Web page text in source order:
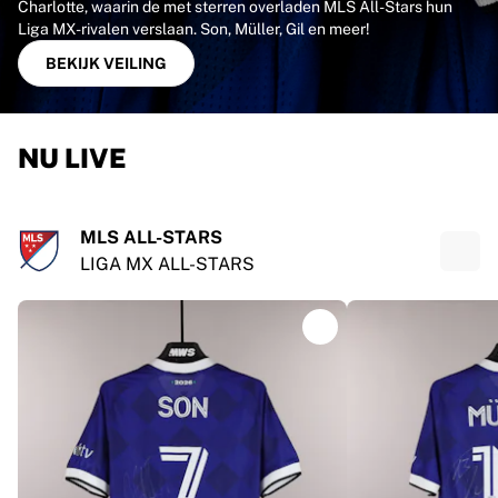
Highlights
WK veilingen
Legend Collection
Topteams
Verenigde Staten
Paris Saint-Germain
Bekijk alle teams
Wereldkampioenschappen 2026
Premier League
Charlotte, waarin de met sterren overladen MLS All-Stars hun
Liga MX-rivalen verslaan. Son, Müller, Gil en meer!
BEKIJK VEILING
NU LIVE
MLS ALL-STARS
LIGA MX ALL-STARS